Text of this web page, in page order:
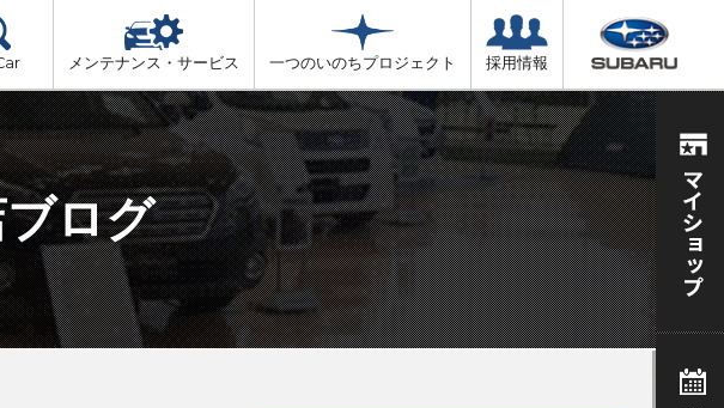
メンテナンス・サービス
チェック
一つのいのちプロジェクト 採用情報
ログ